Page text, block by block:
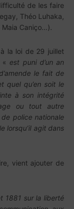
de les faire
Théo Luhaka,
Maia Caniço…).
la loi de 29 juillet
est puni d’un an
le fait de
quel qu’en soit le
à son intégrité
ou tout autre
de police nationale
lorsqu’il agit dans
vient ajouter de
1881 sur la liberté